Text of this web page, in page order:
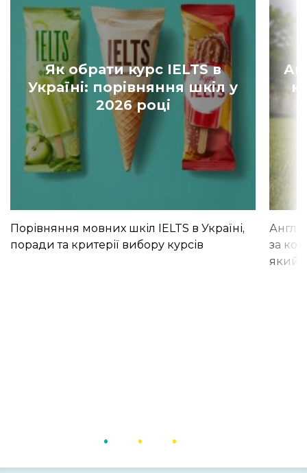
Як обрати курс IELTS в
Україні: порівняння шкіл у
2026 році
Порівняння мовних шкіл IELTS в Україні,
поради та критерії вибору курсів
за
який